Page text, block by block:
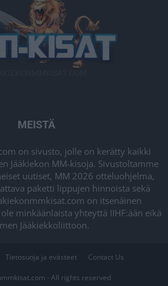
MEISTÄ
on sivusto, jolle on kerätty kaikki
Jääkiekon MM-kisoja. Sivustoltamme
uutiset, MM 2026 otteluohjelma,
paketti lippujen hinnoista sekä
on itsenäinen
minkäänlaista yhteyttä IIHF:ään eikä
Jääkiekkoliittoon.
Tietosuoja ja evästeet Contact Us
- All rights reserved